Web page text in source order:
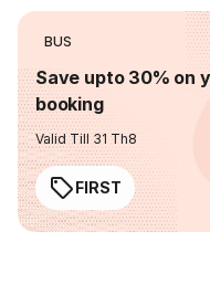
BUS
Save upto 30% on
booking
Valid Till 31 Th8
FIRST